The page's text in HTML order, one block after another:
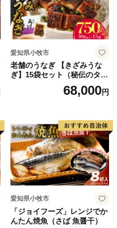
愛知県小牧市
老舗のうなぎ 【きざみうな
ぎ】15袋セット（秘伝のタレ
68,000円
愛知県小牧市
「ジョイフーズ」レンジでか
んたん焼魚（さば 魚醤干）